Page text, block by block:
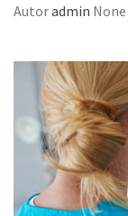
Autoradmin None